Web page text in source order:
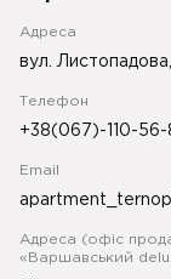
Адреса
вул.
Телефон
+38(067)-110-56-
Email
Адреса (офіс
«Варшавський